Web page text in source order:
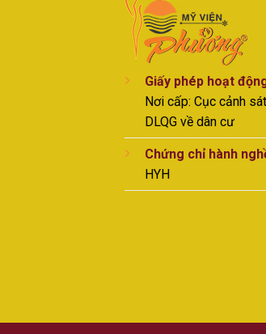
Giấy phép hoạt
Nơi cấp: Cục cảnh
DLQG về dân cư
Chứng chỉ hành
HYH